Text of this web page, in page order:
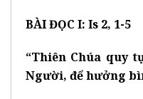
BÀI ĐỌC I: Is 2, 1-5
“Thiên Chúa quy
Người, để hưởng